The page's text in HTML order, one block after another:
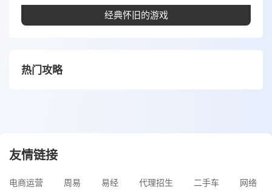
经典怀旧的游戏
热门攻略
友情链接
电商运营 周易 易经 代理招生 二手车
网络